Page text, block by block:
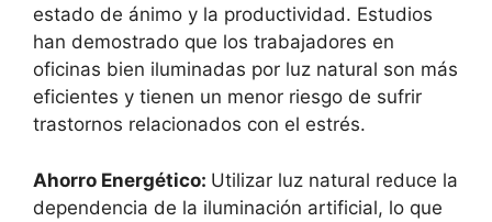
estado de ánimo y la productividad. Estudios
han demostrado que los trabajadores en
oficinas bien iluminadas por luz natural son más
eficientes y tienen un menor riesgo de sufrir
trastornos relacionados con el estrés.
Ahorro Energético: Utilizar luz natural reduce la
dependencia de la iluminación artificial, lo que